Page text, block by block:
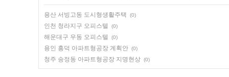
용산 서빙고동 도시형생활주택 (0)
인천 청라지구 오피스텔 (0)
해운대구 우동 오피스텔 (0)
용인 흥덕 아파트형공장 계획안 (0)
청주 송정동 아파트형공장 지명현상 (0)